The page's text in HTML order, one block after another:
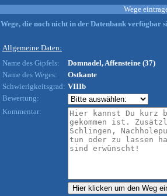
Wege
Wege, die noch nicht in der Datenbank verfügbar
Allgemeine Daten:
Name des Gipfels:
Domnadel, Affensteine (37)
Name des Weges:
Ostkante
Schwierigkeitsgrad: VIIIb
Bewertung:
Kommentar: